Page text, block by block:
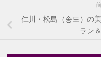
仁川・松島（송도）の
ラン